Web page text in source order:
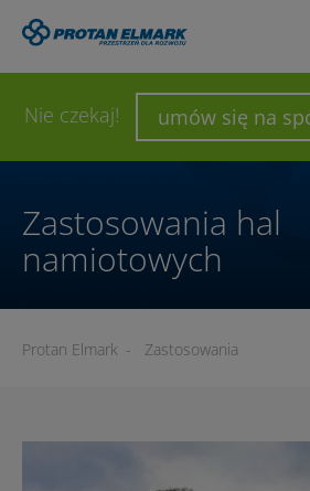
Nie czekaj! umów się na
WYŚLIJ ZAPYTANIE
Zastosowania hal
namiotowych
Protan Elmark - Zastosowania